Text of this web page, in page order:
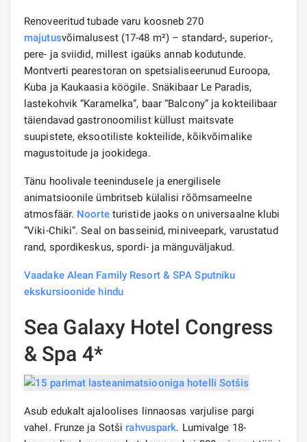
Renoveeritud tubade varu koosneb 270
majutusvõimalusest (17-48 m²) – standard-, superior-,
pere- ja sviidid, millest igaüks annab kodutunde.
Montverti pearestoran on spetsialiseerunud Euroopa,
Kuba ja Kaukaasia köögile. Snäkibaar Le Paradis,
lastekohvik “Karamelka”, baar “Balcony” ja kokteilibaar
täiendavad gastronoomilist küllust maitsvate
suupistete, eksootiliste kokteilide, kõikvõimalike
magustoitude ja jookidega.
Tänu hoolivale teenindusele ja energilisele
animatsioonile ümbritseb külalisi rõõmsameelne
atmosfäär. Noorteturistide jaoks on universaalne klubi
“Viki-Chiki”. Seal on basseinid, miniveepark, varustatud
rand, spordikeskus, spordi- ja mänguväljakud.
Vaadake Alean Family Resort & SPA Sputniku
ekskursioonide hindu
Sea Galaxy Hotel Congress
& Spa 4*
Asub edukalt ajaloolises linnaosas varjulise pargi
vahel. Frunze ja Sotši rahvuspark. Lumivalge 18-